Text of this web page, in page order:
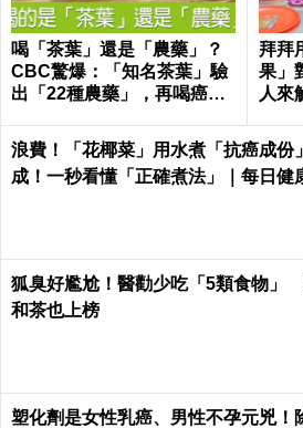
喝「茶葉」還是「農藥」？
CBC驚爆：「知名茶葉」驗
出「22種農藥」，再喝癌
日健康 Health
拜拜
果」
人來
浪費！「花椰菜」用水煮「抗癌成份
成！一秒看懂「正確煮法」｜每日健
狐臭好尷尬！醫勸少吃「5類食物」
和茶也上榜
塑化劑是女性乳癌、男性不孕元兇！